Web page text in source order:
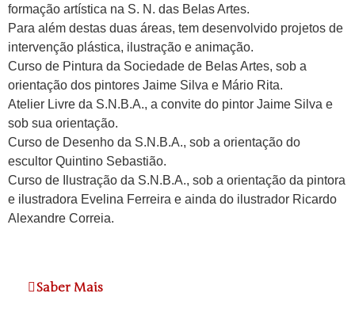
formação artística na S. N. das Belas Artes.
Para além destas duas áreas, tem desenvolvido projetos de
intervenção plástica, ilustração e animação.
Curso de Pintura da Sociedade de Belas Artes, sob a
orientação dos pintores Jaime Silva e Mário Rita.
Atelier Livre da S.N.B.A., a convite do pintor Jaime Silva e
sob sua orientação.
Curso de Desenho da S.N.B.A., sob a orientação do
escultor Quintino Sebastião.
Curso de Ilustração da S.N.B.A., sob a orientação da pintora
e ilustradora Evelina Ferreira e ainda do ilustrador Ricardo
Alexandre Correia.
Saber Mais